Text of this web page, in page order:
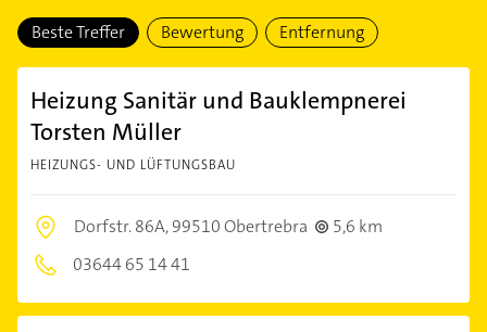
Beste Treffer Bewertung Entfernung
Heizung Sanitär und Bauklempnerei
Torsten Müller
HEIZUNGS- UND LÜFTUNGSBAU
Dorfstr. 86A,99510 Obertrebra
5,6 km
03644 65 14 41